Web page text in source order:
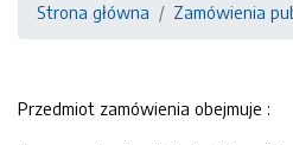
Strona główna Zamówienia
Przedmiot zamówienia obejmuje :